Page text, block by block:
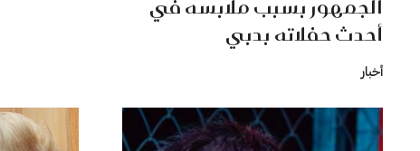
الجمهور بسبب ملابسه في
أحدث حفلاته بدبي
أخبار